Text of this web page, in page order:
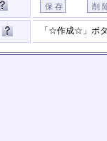
「☆作成☆」ボ